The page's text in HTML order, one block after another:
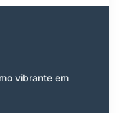
vibrante em